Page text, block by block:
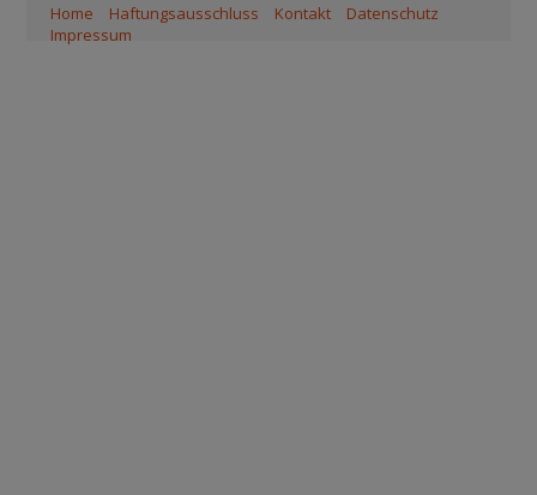
Home Haftungsausschluss Kontakt
Datenschutz
Impressum